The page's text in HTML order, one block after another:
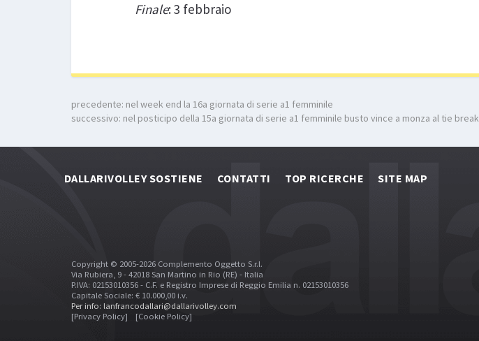
Finale: 3 febbraio
precedente: nel week end la 16a giornata di serie a1 femminile
successivo: nel posticipo della 15a giornata di serie a1 femminile busto vince a monza al tie break
DALLARIVOLLEY SOSTIENE CONTATTI TOP RICERCHE SITE MAP
Copyright © 2005-2026 Complemento Oggetto S.r.l.
Via Rubiera, 9 - 42018 San Martino in Rio (RE) - Italia
P.IVA: 02153010356 - C.F. e Registro Imprese di Reggio Emilia n. 02153010356
Capitale Sociale: € 10.000,00 i.v.
Per info: lanfrancodallari@dallarivolley.com
[Privacy Policy]
[Cookie Policy]